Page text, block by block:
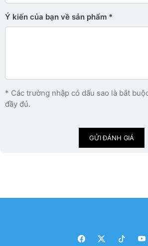
Ý kiến ​​của bạn về sản phẩm
* Các trường nhập có dấu sao là bắt
đầy đủ.
GỬI ĐÁNH GIÁ